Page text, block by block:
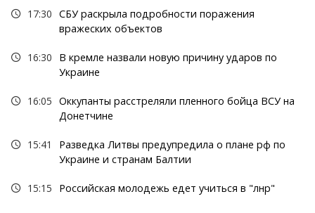
17:30 СБУ раскрыла подробности поражения
вражеских объектов
16:30
В кремле назвали новую причину ударов по
Украине
16:05 Оккупанты расстреляли пленного бойца ВСУ на
Донетчине
15:41
Разведка Литвы предупредила о плане рф по
Украине и странам Балтии
15:15 Российская молодежь едет учиться в "лнр"